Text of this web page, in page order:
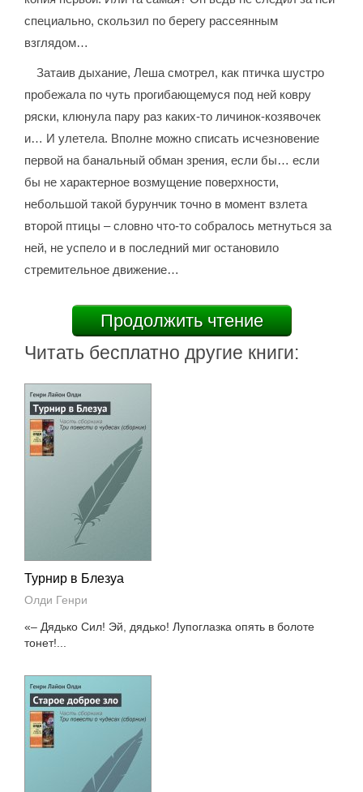
специально, скользил по берегу рассеянным
взглядом…
Затаив дыхание, Леша смотрел, как птичка шустро
пробежала по чуть прогибающемуся под ней ковру
ряски, клюнула пару раз каких-то личинок-козявочек
и… И улетела. Вполне можно списать исчезновение
первой на банальный обман зрения, если бы… если
бы не характерное возмущение поверхности,
небольшой такой бурунчик точно в момент взлета
второй птицы – словно что-то собралось метнуться за
ней, не успело и в последний миг остановило
стремительное движение…
Продолжить чтение
Читать бесплатно другие книги:
Турнир в Блезуа
Олди Генри
«– Дядько Сил! Эй, дядько! Лупоглазка опять в болоте
тонет!...